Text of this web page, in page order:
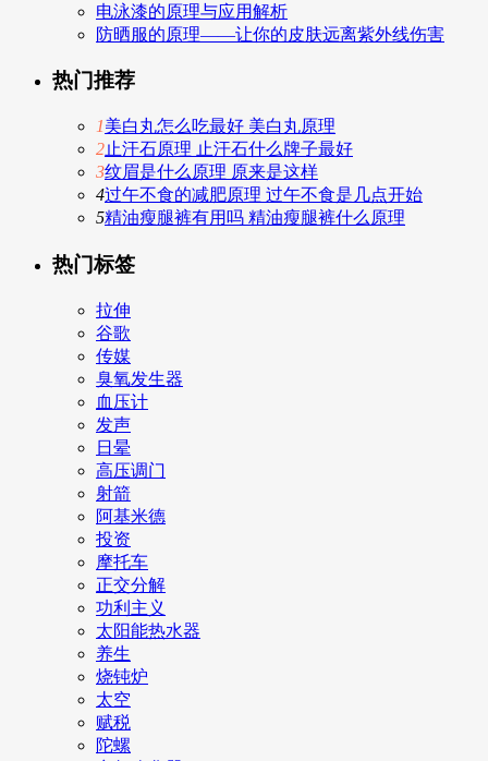
电泳漆的原理与应用解析
防晒服的原理——让你的皮肤远离紫外线伤害
热门推荐
1美白丸怎么吃最好 美白丸原理
2止汗石原理 止汗石什么牌子最好
3纹眉是什么原理 原来是这样
4过午不食的减肥原理 过午不食是几点开始
5精油瘦腿裤有用吗 精油瘦腿裤什么原理
热门标签
拉伸
谷歌
传媒
臭氧发生器
血压计
发声
日晕
高压调门
射箭
阿基米德
投资
摩托车
正交分解
功利主义
太阳能热水器
养生
烧钝炉
太空
赋税
陀螺